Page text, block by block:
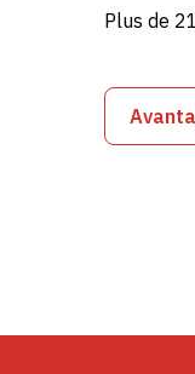
Plus de